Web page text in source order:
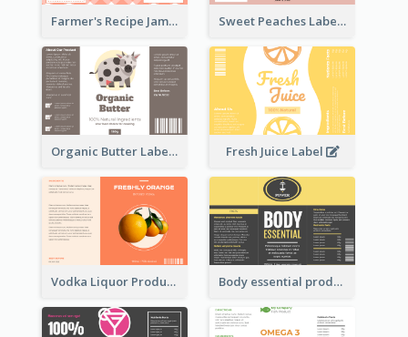
Farmer's Recipe Jam Label Sweet Peaches Label
Organic Butter Label Fresh Juice Label
Vodka Liquor Product Label Body essential product label